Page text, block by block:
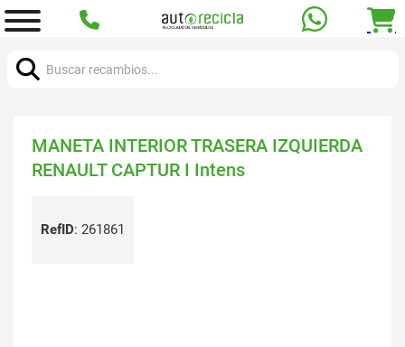
MANETA INTERIOR TRASERA IZQUIERDA
RENAULT CAPTUR I Intens
RefID: 261861